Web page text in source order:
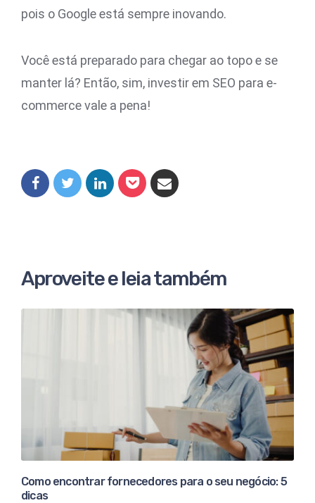
pois o Google está sempre inovando.
Você está preparado para chegar ao topo e se
manter lá? Então, sim, investir em SEO para e-
commerce vale a pena!
Aproveite e leia também
Como encontrar fornecedores para o seu negócio: 5
dicas